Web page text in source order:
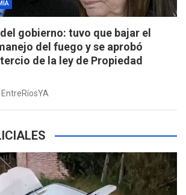
gobierno: tuvo que bajar el
del fuego y se aprobó
de la ley de Propiedad
EntreRíosYA